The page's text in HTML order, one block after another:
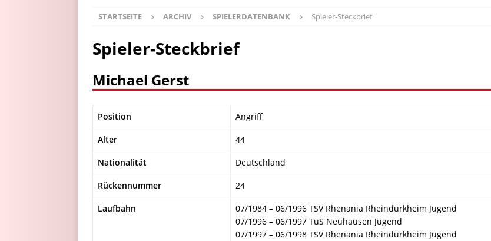
STARTSEITE ARCHIV SPIELERDATENBANK Spieler-Steckbrief
Spieler-Steckbrief
Michael Gerst
Position Angriff
Alter 44
Nationalität Deutschland
Rückennummer 24
Laufbahn
07/1984 – 06/1996 TSV Rhenania Rheindürkheim Jugend
07/1996 – 06/1997 TuS Neuhausen Jugend
07/1997 – 06/1998 TSV Rhenania Rheindürkheim Jugend